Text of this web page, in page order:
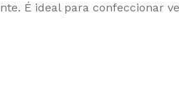
É ideal para confeccionar